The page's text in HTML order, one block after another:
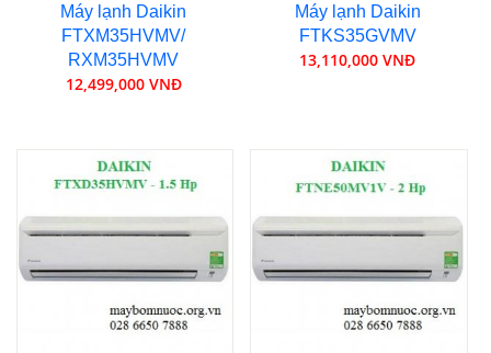
Máy lạnh Daikin
FTXM35HVMV/
RXM35HVMV
12,499,000 VNĐ
Máy lạnh Daikin
FTKS35GVMV
13,110,000 VNĐ